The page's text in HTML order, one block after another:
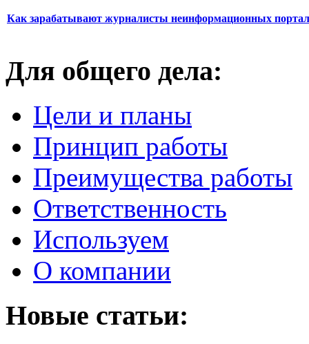
Как зарабатывают журналисты неинформационных
Для общего дела:
Цели и планы
Принцип работы
Преимущества работы
Ответственность
Используем
О компании
Новые статьи: